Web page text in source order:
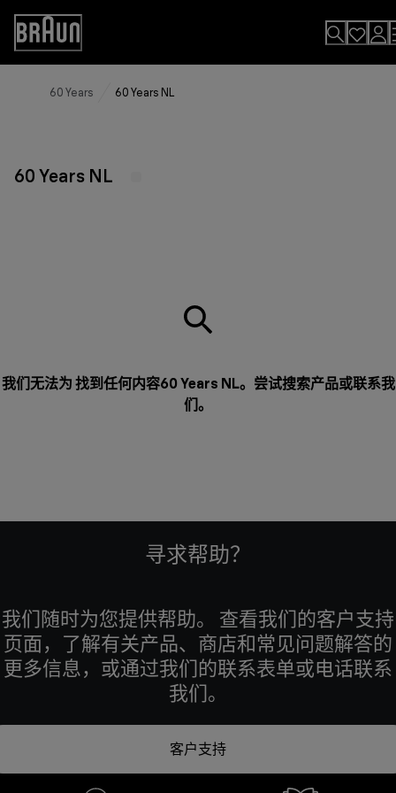
Skip
Content
Accessibility
Statement
60 Years 60 Years NL
60 Years NL
我们无法为 找到任何内容60 Years NL。尝试搜索产品或联系我
们。
寻求帮助？
我们随时为您提供帮助。 查看我们的客户支持
页面，了解有关产品、商店和常见问题解答的
更多信息，或通过我们的联系表单或电话联系
我们。
客户支持